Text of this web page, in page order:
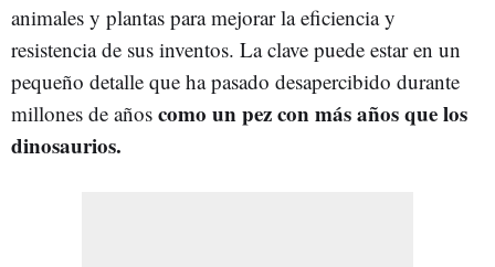
animales y plantas para mejorar la eficiencia y
resistencia de sus inventos. La clave puede estar en un
pequeño detalle que ha pasado desapercibido durante
millones de años como un pez con más años que los
dinosaurios.